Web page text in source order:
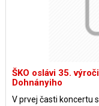
ŠKO oslávi 35.
Dohnányiho
V prvej časti koncertu